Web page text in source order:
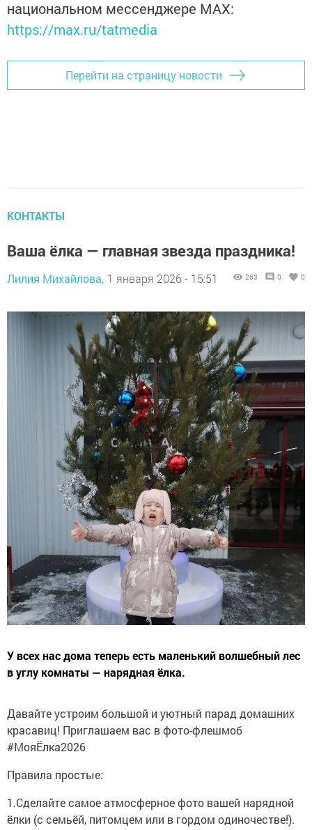
национальном мессенджере MАХ:
https://max.ru/tatmedia
Перейти на страницу новости
КОНТАКТЫ
Ваша ёлка — главная звезда праздника!
Лилия Михайлова, 1 января 2026 - 15:51 263 0 0
У всех нас дома теперь есть маленький волшебный лес
в углу комнаты — нарядная ёлка.
Давайте устроим большой и уютный парад домашних
красавиц! Приглашаем вас в фото-флешмоб
#МояЁлка2026
Правила простые:
1.Сделайте самое атмосферное фото вашей нарядной
ёлки (с семьёй, питомцем или в гордом одиночестве!).